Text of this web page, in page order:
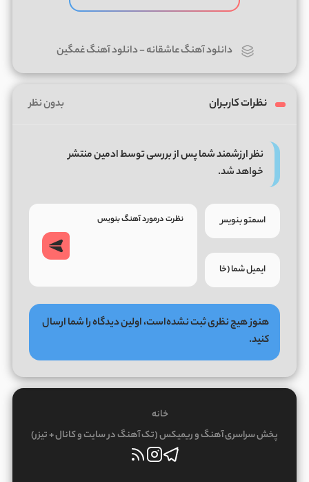
دانلود آهنگ عاشقانه-دانلود آهنگ غمگین
نظرات کاربران بدون نظر
نظر ارزشمند شما پس از بررسی توسط ادمین منتشر
خواهد شد.
هنوز هیچ نظری ثبت نشده‌است، اولین دیدگاه را شما ارسال
کنید.
خانه
پخش سراسری آهنگ و ریمیکس (تک آهنگ در سایت و کانال + تیزر)